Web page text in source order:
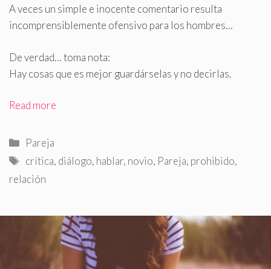
A veces un simple e inocente comentario resulta
incomprensiblemente ofensivo para los hombres…
De verdad… toma nota:
Hay cosas que es mejor guardárselas y no decirlas.
Read more
Categorías
Pareja
Etiquetas
crítica, diálogo, hablar, novio, Pareja, prohibido,
relación